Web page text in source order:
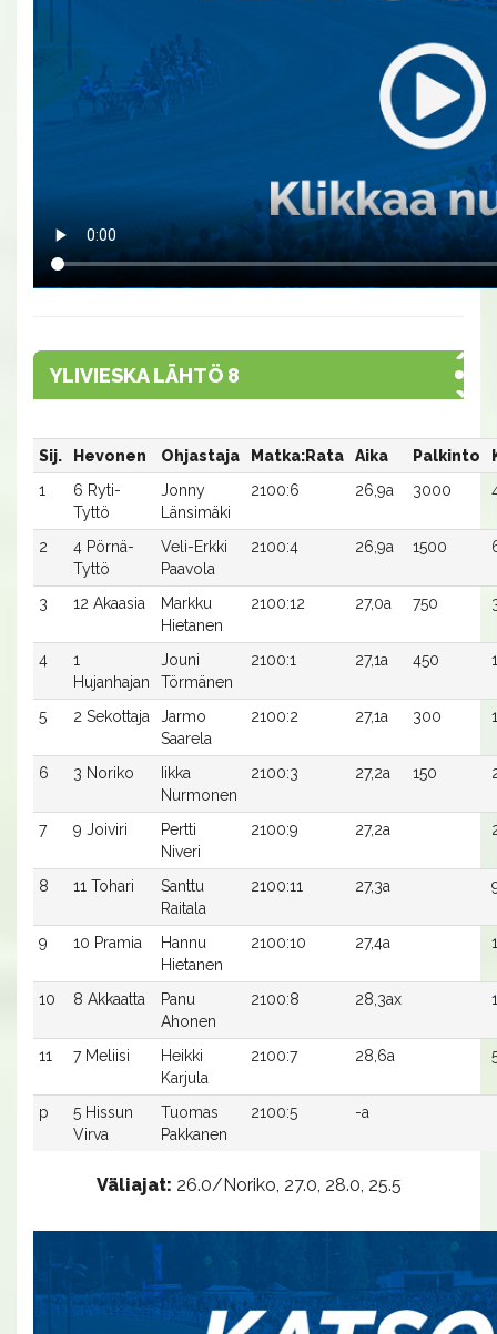
YLIVIESKA LÄHTÖ 8
Sij. Hevonen Ohjastaja Matka:Rata Aika Palkinto
1
6 Ryti-
Tyttö
Jonny
Länsimäki
2100:6 26,9a 3000
2
4 Pörnä-
Tyttö
Veli-Erkki
Paavola
2100:4 26,9a 1500
3 12 Akaasia
Markku
Hietanen
2100:12 27,0a 750
4
1
Hujanhajan
Jouni
Törmänen
2100:1 27,1a 450
5 2 Sekottaja
Jarmo
Saarela
2100:2 27,1a 300
6 3 Noriko
Iikka
Nurmonen
2100:3 27,2a 150
7 9 Joiviri
Pertti
Niveri
2100:9 27,2a
8 11 Tohari
Santtu
Raitala
2100:11 27,3a
9 10 Pramia
Hannu
Hietanen
2100:10 27,4a
10 8 Akkaatta
Panu
Ahonen
2100:8 28,3ax
11 7 Meliisi
Heikki
Karjula
2100:7 28,6a
p
5 Hissun
Virva
Tuomas
Pakkanen
2100:5 -a
Väliajat: 26.0/Noriko, 27.0, 28.0, 25.5